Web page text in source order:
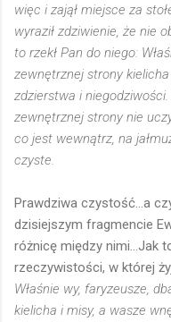
więc i zajął miejsce za
wyraził zdziwienie, że nie
to rzekł Pan do niego:
zewnętrznej strony
zdzierstwa i
zewnętrznej strony nie
co jest wewnątrz, na
czyste.
Prawdziwa czystość...a
dzisiejszym fragmencie
różnicę między nimi...Jak
rzeczywistości, w której
Właśnie wy, faryzeusze,
kielicha i misy, a wasze